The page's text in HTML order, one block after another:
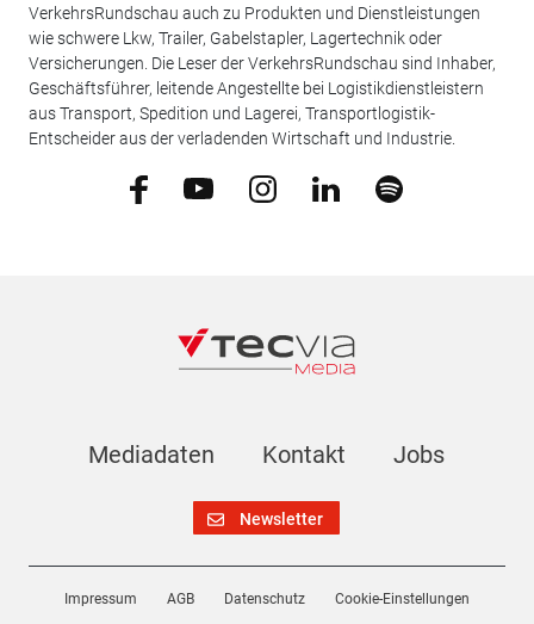
VerkehrsRundschau auch zu Produkten und Dienstleistungen
wie schwere Lkw, Trailer, Gabelstapler, Lagertechnik oder
Versicherungen. Die Leser der VerkehrsRundschau sind Inhaber,
Geschäftsführer, leitende Angestellte bei Logistikdienstleistern
aus Transport, Spedition und Lagerei, Transportlogistik-
Entscheider aus der verladenden Wirtschaft und Industrie.
Mediadaten Kontakt Jobs
Newsletter
Impressum AGB Datenschutz Cookie-Einstellungen